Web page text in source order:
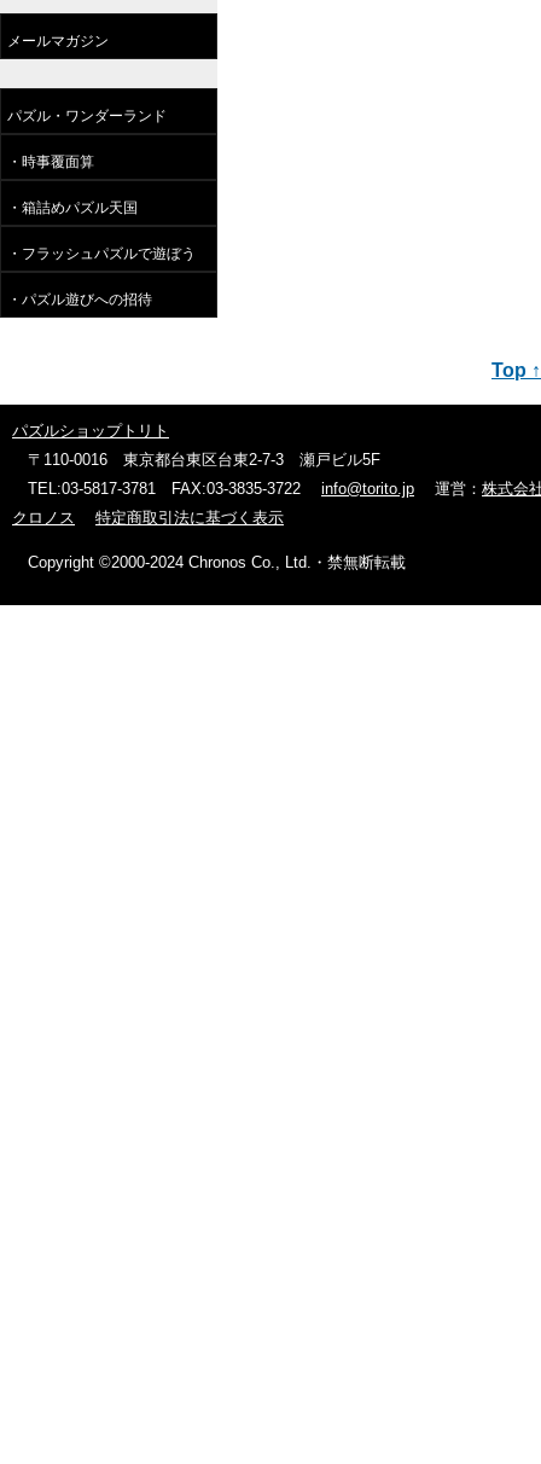
メールマガジン
パズル・ワンダーランド
・時事覆面算
・箱詰めパズル天国
・フラッシュパズルで遊ぼう
・パズル遊びへの招待
Top ↑
パズルショップトリト
〒110-0016 東京都台東区台東2-7-3 瀬戸ビル5F
TEL:03-5817-3781 FAX:03-3835-3722 info@torito.jp 運営： 株式会
クロノス
特定商取引法に基づく表示
Copyright ©2000-2024 Chronos Co., Ltd.・禁無断転載